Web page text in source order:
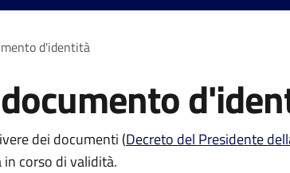
d'identità
dei documenti (Decreto del Presidente
corso di validità.